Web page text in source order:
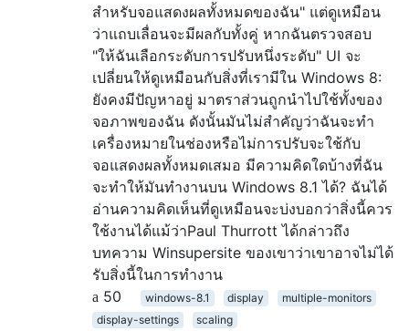
สำหรับจอแสดงผลทั้งหมดของฉัน" แต่ดูเหมือน
ว่าแถบเลื่อนจะมีผลกับทั้งคู่ หากฉันตรวจสอบ
"ให้ฉันเลือกระดับการปรับหนึ่งระดับ" UI จะ
เปลี่ยนให้ดูเหมือนกับสิ่งที่เรามีใน Windows 8:
ยังคงมีปัญหาอยู่ มาตราส่วนถูกนำไปใช้ทั้งของ
จอภาพของฉัน ดังนั้นมันไม่สำคัญว่าฉันจะทำ
เครื่องหมายในช่องหรือไม่การปรับจะใช้กับ
จอแสดงผลทั้งหมดเสมอ มีความคิดใดบ้างที่ฉัน
จะทำให้มันทำงานบน Windows 8.1 ได้? ฉันได้
อ่านความคิดเห็นที่ดูเหมือนจะบ่งบอกว่าสิ่งนี้ควร
ใช้งานได้แม้ว่าPaul Thurrott ได้กล่าวถึง
บทความ Winsupersite ของเขาว่าเขาอาจไม่ได้
รับสิ่งนี้ในการทำงาน
50
windows-8.1 display
multiple-monitors
display-settings
scaling